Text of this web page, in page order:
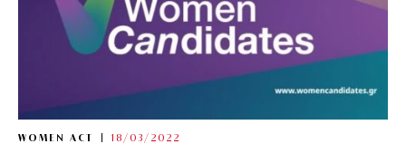
WOMEN ACT 18/03/2022